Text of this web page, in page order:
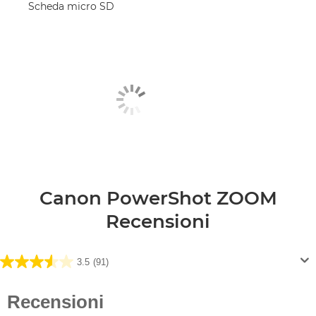
Scheda micro SD
Canon PowerShot ZOOM
Recensioni
3.5 (91)
3.5
stelle.